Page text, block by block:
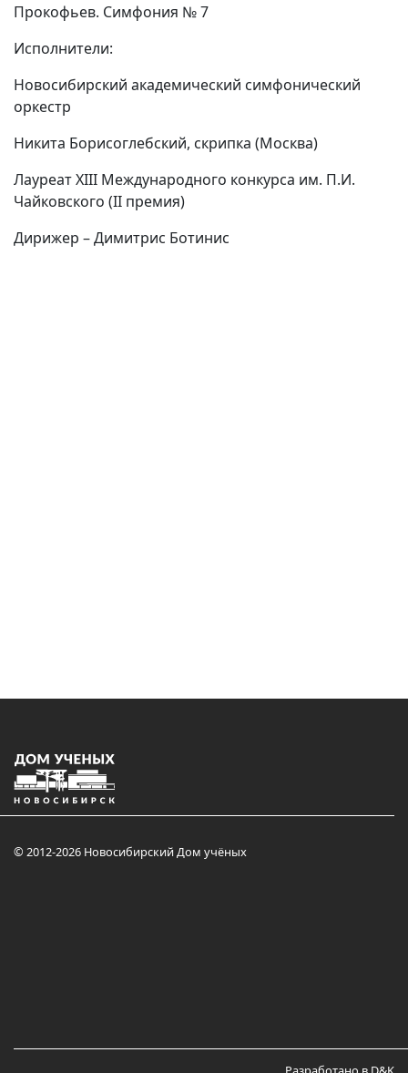
Прокофьев. Симфония № 7
Исполнители:
Новосибирский академический симфонический
оркестр
Никита Борисоглебский, скрипка (Москва)
Лауреат XIII Международного конкурса им. П.И.
Чайковского (II премия)
Дирижер – Димитрис Ботинис
© 2012-2026 Новосибирский Дом учёных